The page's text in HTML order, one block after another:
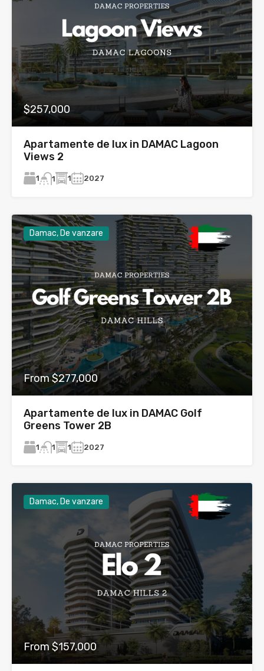
$257,000
Apartamente de lux in DAMAC Lagoon
Views 2
1 1 1 2027
Damac, De vanzare
From $277,000
Apartamente de lux in DAMAC Golf
Greens Tower 2B
1 1 1 2027
Damac, De vanzare
From $157,000